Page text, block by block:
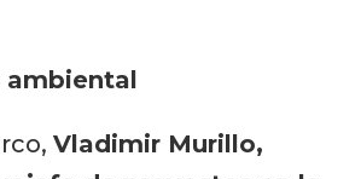
ambiental
Vladimir Murillo,